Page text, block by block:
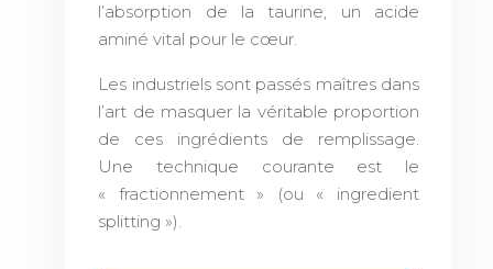
l’absorption de la taurine, un acide
aminé vital pour le cœur.
Les industriels sont passés maîtres dans
l’art de masquer la véritable proportion
de ces ingrédients de remplissage.
Une technique courante est le
« fractionnement » (ou « ingredient
splitting »).